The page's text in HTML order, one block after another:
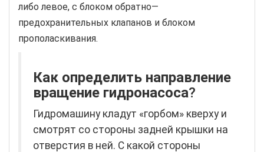
либо левое, с блоком обратно—
предохранительных клапанов и блоком
прополаскивания.
Как определить направление
вращение гидронасоса?
Гидромашину кладут «горбом» кверху и
смотрят со стороны задней крышки на
отверстия в ней. С какой стороны